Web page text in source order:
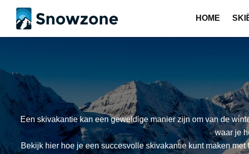
HOME
Een skivakantie kan een geweldige manier zijn om van de
waar je
Bekijk hier hoe je een succesvolle skivakantie kunt maken